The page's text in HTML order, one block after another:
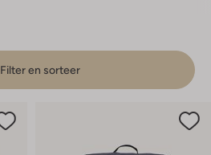
Filter en sorteer